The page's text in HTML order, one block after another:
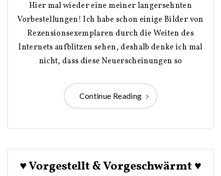
Hier mal wieder eine meiner langersehnten
Vorbestellungen! Ich habe schon einige Bilder von
Rezensionsexemplaren durch die Weiten des
Internets aufblitzen sehen, deshalb denke ich mal
nicht, dass diese Neuerscheinungen so
Continue Reading
♥ Vorgestellt & Vorgeschwärmt ♥